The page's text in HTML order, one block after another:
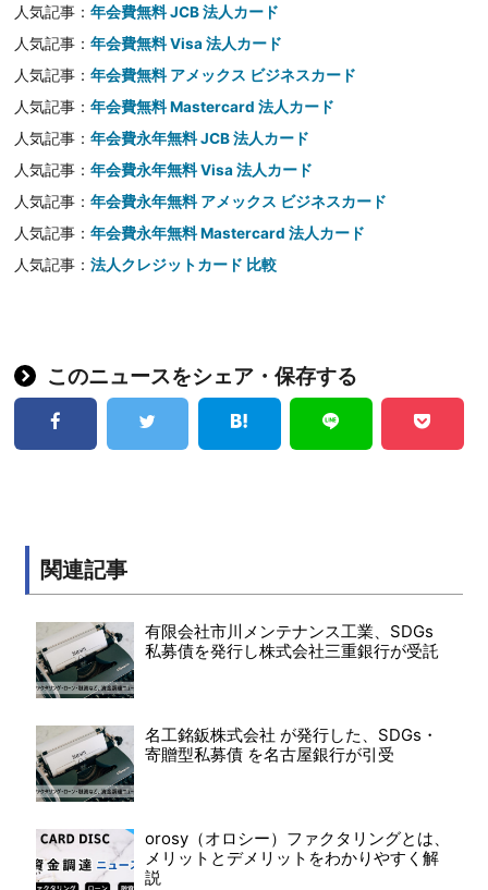
人気記事：年会費無料 JCB 法人カード
人気記事：年会費無料 Visa 法人カード
人気記事：年会費無料 アメックス ビジネスカード
人気記事：年会費無料 Mastercard 法人カード
人気記事：年会費永年無料 JCB 法人カード
人気記事：年会費永年無料 Visa 法人カード
人気記事：年会費永年無料 アメックス ビジネスカード
人気記事：年会費永年無料 Mastercard 法人カード
人気記事：法人クレジットカード 比較
このニュースをシェア・保存する
関連記事
有限会社市川メンテナンス工業、SDGs
私募債を発行し株式会社三重銀行が受託
名工銘鈑株式会社 が発行した、SDGs・
寄贈型私募債 を名古屋銀行が引受
orosy（オロシー）ファクタリングとは、
メリットとデメリットをわかりやすく解
説